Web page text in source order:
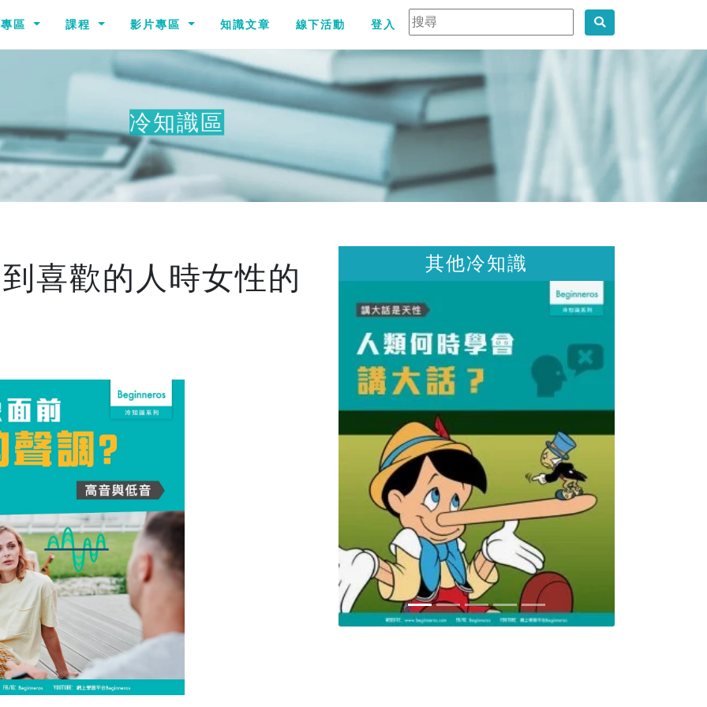
區 課程 影片專區 知識文章 線下活動 登入
冷知識區
喜歡的人時女性的 其他冷知識